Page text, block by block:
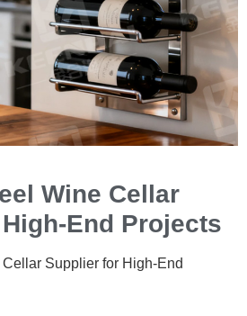
Wine Cellar
End Projects
Supplier for High-End